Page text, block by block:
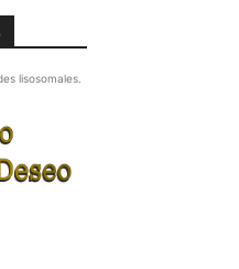
lisosomales.